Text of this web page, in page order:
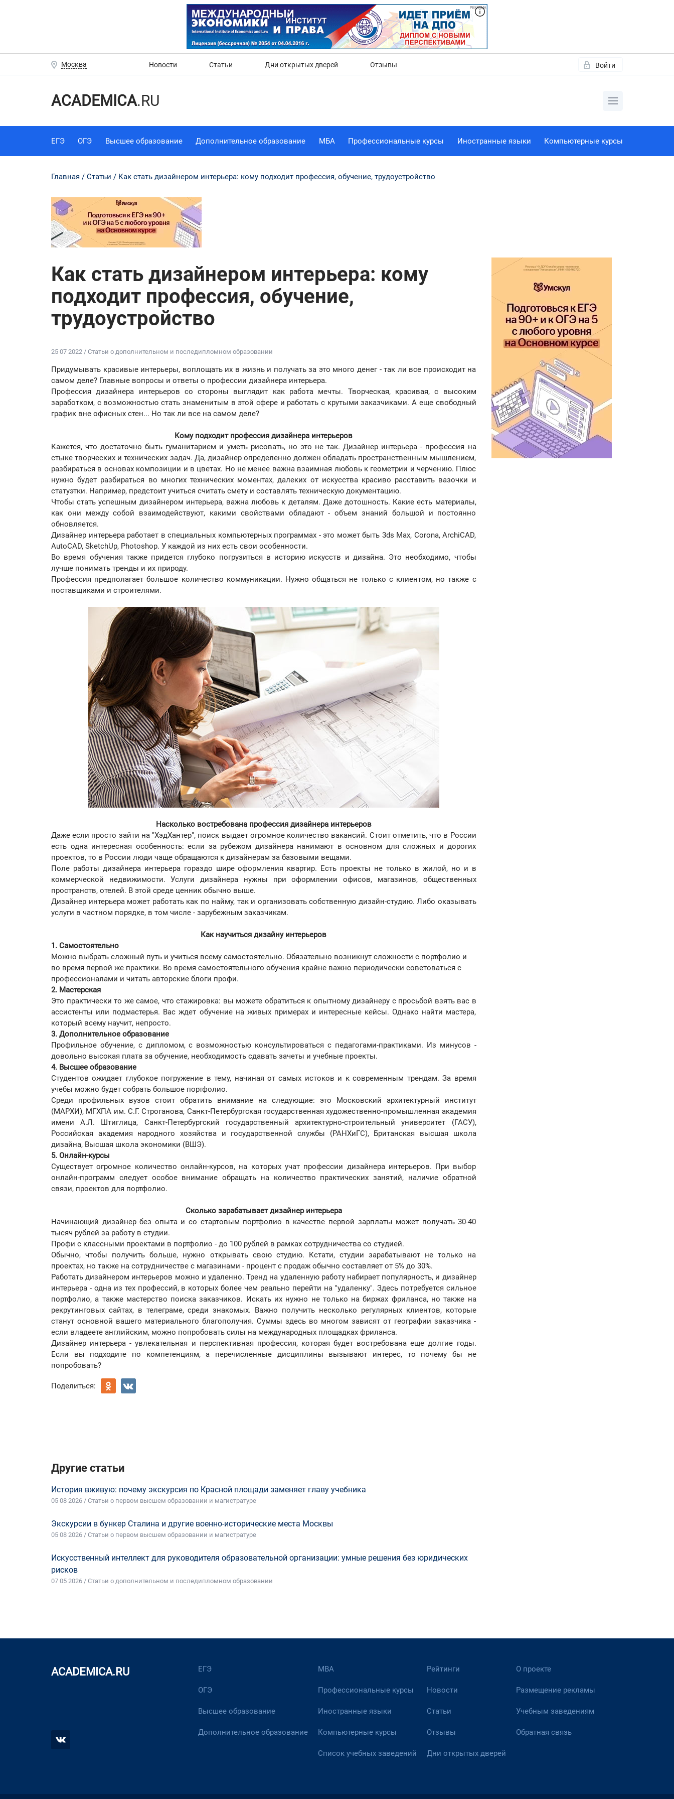
Москва Новости Статьи Дни открытых дверей Отзывы Войти
ACADEMICA.RU
ЕГЭ ОГЭ Высшее образование Дополнительное образование МБА Профессиональные курсы Иностранные языки Компьютерные курсы
Главная Статьи Как стать дизайнером интерьера: кому подходит профессия, обучение, трудоустройство
Как стать дизайнером интерьера: кому
подходит профессия, обучение,
трудоустройство
25 07 2022 / Статьи о дополнительном и последипломном образовании
Придумывать красивые интерьеры, воплощать их в жизнь и получать за это много денег - так ли все происходит на
самом деле? Главные вопросы и ответы о профессии дизайнера интерьера.
Профессия дизайнера интерьеров со стороны выглядит как работа мечты. Творческая, красивая, с высоким
заработком, с возможностью стать знаменитым в этой сфере и работать с крутыми заказчиками. А еще свободный
график вне офисных стен... Но так ли все на самом деле?
Кому подходит профессия дизайнера интерьеров
Кажется, что достаточно быть гуманитарием и уметь рисовать, но это не так. Дизайнер интерьера - профессия на
стыке творческих и технических задач. Да, дизайнер определенно должен обладать пространственным мышлением,
разбираться в основах композиции и в цветах. Но не менее важна взаимная любовь к геометрии и черчению. Плюс
нужно будет разбираться во многих технических моментах, далеких от искусства красиво расставить вазочки и
статуэтки. Например, предстоит учиться считать смету и составлять техническую документацию.
Чтобы стать успешным дизайнером интерьера, важна любовь к деталям. Даже дотошность. Какие есть материалы,
как они между собой взаимодействуют, какими свойствами обладают - объем знаний большой и постоянно
обновляется.
Дизайнер интерьера работает в специальных компьютерных программах - это может быть 3ds Max, Corona, ArchiCAD,
AutoCAD, SketchUp, Photoshop. У каждой из них есть свои особенности.
Во время обучения также придется глубоко погрузиться в историю искусств и дизайна. Это необходимо, чтобы
лучше понимать тренды и их природу.
Профессия предполагает большое количество коммуникации. Нужно общаться не только с клиентом, но также с
поставщиками и строителями.
Насколько востребована профессия дизайнера интерьеров
Даже если просто зайти на "ХэдХантер", поиск выдает огромное количество вакансий. Стоит отметить, что в России
есть одна интересная особенность: если за рубежом дизайнера нанимают в основном для сложных и дорогих
проектов, то в России люди чаще обращаются к дизайнерам за базовыми вещами.
Поле работы дизайнера интерьера гораздо шире оформления квартир. Есть проекты не только в жилой, но и в
коммерческой недвижимости. Услуги дизайнера нужны при оформлении офисов, магазинов, общественных
пространств, отелей. В этой среде ценник обычно выше.
Дизайнер интерьера может работать как по найму, так и организовать собственную дизайн-студию. Либо оказывать
услуги в частном порядке, в том числе - зарубежным заказчикам.
Как научиться дизайну интерьеров
1. Самостоятельно
Можно выбрать сложный путь и учиться всему самостоятельно. Обязательно возникнут сложности с портфолио и
во время первой же практики. Во время самостоятельного обучения крайне важно периодически советоваться с
профессионалами и читать авторские блоги профи.
2. Мастерская
Это практически то же самое, что стажировка: вы можете обратиться к опытному дизайнеру с просьбой взять вас в
ассистенты или подмастерья. Вас ждет обучение на живых примерах и интересные кейсы. Однако найти мастера,
который всему научит, непросто.
3. Дополнительное образование
Профильное обучение, с дипломом, с возможностью консультироваться с педагогами-практиками. Из минусов -
довольно высокая плата за обучение, необходимость сдавать зачеты и учебные проекты.
4. Высшее образование
Студентов ожидает глубокое погружение в тему, начиная от самых истоков и к современным трендам. За время
учебы можно будет собрать большое портфолио.
Среди профильных вузов стоит обратить внимание на следующие: это Московский архитектурный институт
(МАРХИ), МГХПА им. С.Г. Строганова, Санкт-Петербургская государственная художественно-промышленная академия
имени А.Л. Штиглица, Санкт-Петербургский государственный архитектурно-строительный университет (ГАСУ),
Российская академия народного хозяйства и государственной службы (РАНХиГС), Британская высшая школа
дизайна, Высшая школа экономики (ВШЭ).
5. Онлайн-курсы
Существует огромное количество онлайн-курсов, на которых учат профессии дизайнера интерьеров. При выбор
онлайн-программ следует особое внимание обращать на количество практических занятий, наличие обратной
связи, проектов для портфолио.
Сколько зарабатывает дизайнер интерьера
Начинающий дизайнер без опыта и со стартовым портфолио в качестве первой зарплаты может получать 30-40
тысяч рублей за работу в студии.
Профи с классными проектами в портфолио - до 100 рублей в рамках сотрудничества со студией.
Обычно, чтобы получить больше, нужно открывать свою студию. Кстати, студии зарабатывают не только на
проектах, но также на сотрудничестве с магазинами - процент с продаж обычно составляет от 5% до 30%.
Работать дизайнером интерьеров можно и удаленно. Тренд на удаленную работу набирает популярность, и дизайнер
интерьера - одна из тех профессий, в которых более чем реально перейти на "удаленку". Здесь потребуется сильное
портфолио, а также мастерство поиска заказчиков. Искать их нужно не только на биржах фриланса, но также на
рекрутинговых сайтах, в телеграме, среди знакомых. Важно получить несколько регулярных клиентов, которые
станут основной вашего материального благополучия. Суммы здесь во многом зависят от географии заказчика -
если владеете английским, можно попробовать силы на международных площадках фриланса.
Дизайнер интерьера - увлекательная и перспективная профессия, которая будет востребована еще долгие годы.
Если вы подходите по компетенциям, а перечисленные дисциплины вызывают интерес, то почему бы не
попробовать?
Поделиться:
Другие статьи
История вживую: почему экскурсия по Красной площади заменяет главу учебника
05 08 2026 / Статьи о первом высшем образовании и магистратуре
Экскурсии в бункер Сталина и другие военно-исторические места Москвы
05 08 2026 / Статьи о первом высшем образовании и магистратуре
Искусственный интеллект для руководителя образовательной организации: умные решения без юридических
рисков
07 05 2026 / Статьи о дополнительном и последипломном образовании
ACADEMICA.RU ЕГЭ
ОГЭ
Высшее образование
Дополнительное образование
МВА
Профессиональные курсы
Иностранные языки
Компьютерные курсы
Список учебных заведений
Рейтинги
Новости
Статьи
Отзывы
Дни открытых дверей
О проекте
Размещение рекламы
Учебным заведениям
Обратная связь
Нет